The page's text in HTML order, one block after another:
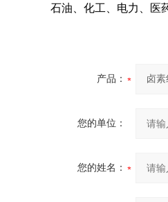
石油、化工、电力、医
产品：
您的单位：
您的姓名：